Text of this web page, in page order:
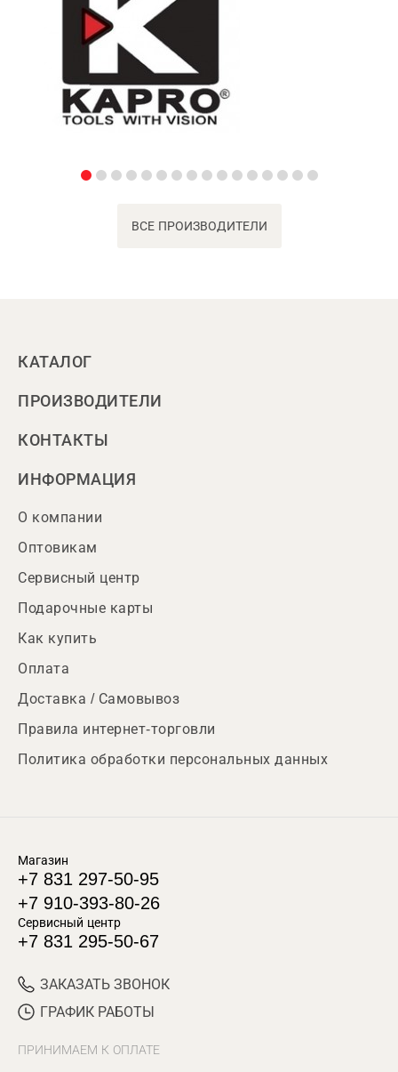
ВСЕ ПРОИЗВОДИТЕЛИ
КАТАЛОГ
ПРОИЗВОДИТЕЛИ
КОНТАКТЫ
ИНФОРМАЦИЯ
О компании
Оптовикам
Сервисный центр
Подарочные карты
Как купить
Оплата
Доставка / Самовывоз
Правила интернет-торговли
Политика обработки персональных данных
Магазин
+7 831 297-50-95
+7 910-393-80-26
Сервисный центр
+7 831 295-50-67
ЗАКАЗАТЬ ЗВОНОК
ГРАФИК РАБОТЫ
ПРИНИМАЕМ К ОПЛАТЕ